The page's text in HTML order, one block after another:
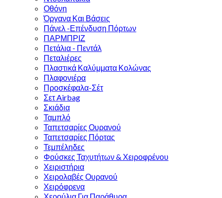
Οθόνη
Όργανα Και Βάσεις
Πάνελ -Επένδυση Πόρτων
ΠΑΡΜΠΡΙΖ
Πετάλια - Πεντάλ
Πεταλιέρες
Πλαστικά Καλύμματα Κολώνας
Πλαφονιέρα
Προσκέφαλα-Σέτ
Σετ Airbag
Σκιάδια
Ταμπλό
Ταπετσαρίες Ουρανού
Ταπετσαρίες Πόρτας
Τεμπέληδες
Φούσκες Ταχυτήτων & Χειροφρένου
Χειριστήρια
Χειρολαβές Ουρανού
Χειρόφρενα